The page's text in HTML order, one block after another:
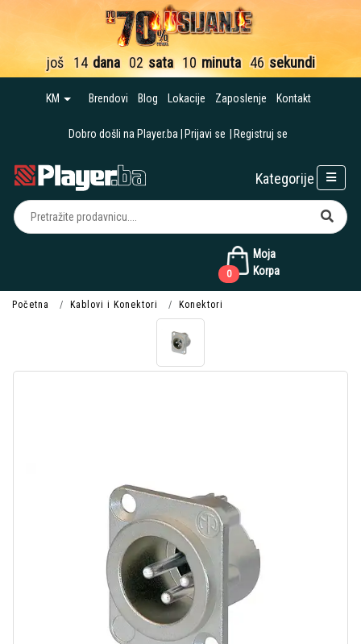
još 14 dana 02 sata 10 minuta 45 sekundi
KM Brendovi Blog Lokacije Zaposlenje Kontakt
Dobro došli na Player.ba Prijavi se Registruj se
Moja
Korpa
0
Kategorije
Početna Kablovi i Konektori Konektori